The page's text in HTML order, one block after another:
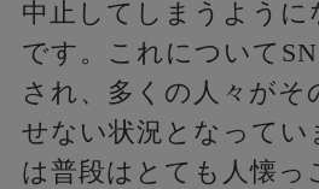
中止してしまうように
です。これについて
され、多くの人々がそ
せない状況となってい
は普段はとても人懐っ